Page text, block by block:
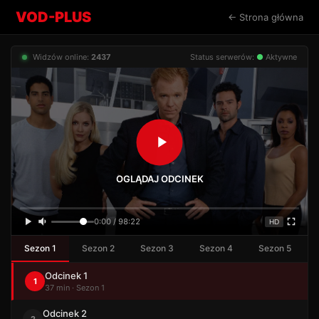
VOD-PLUS ← Strona główna
Widzów online: 2437 Status serwerów: ● Aktywne
OGLĄDAJ ODCINEK
0:00 / 98:22 HD
Sezon 1 Sezon 2 Sezon 3 Sezon 4 Sezon 5
1 Odcinek 1
37 min · Sezon 1
Odcinek 2